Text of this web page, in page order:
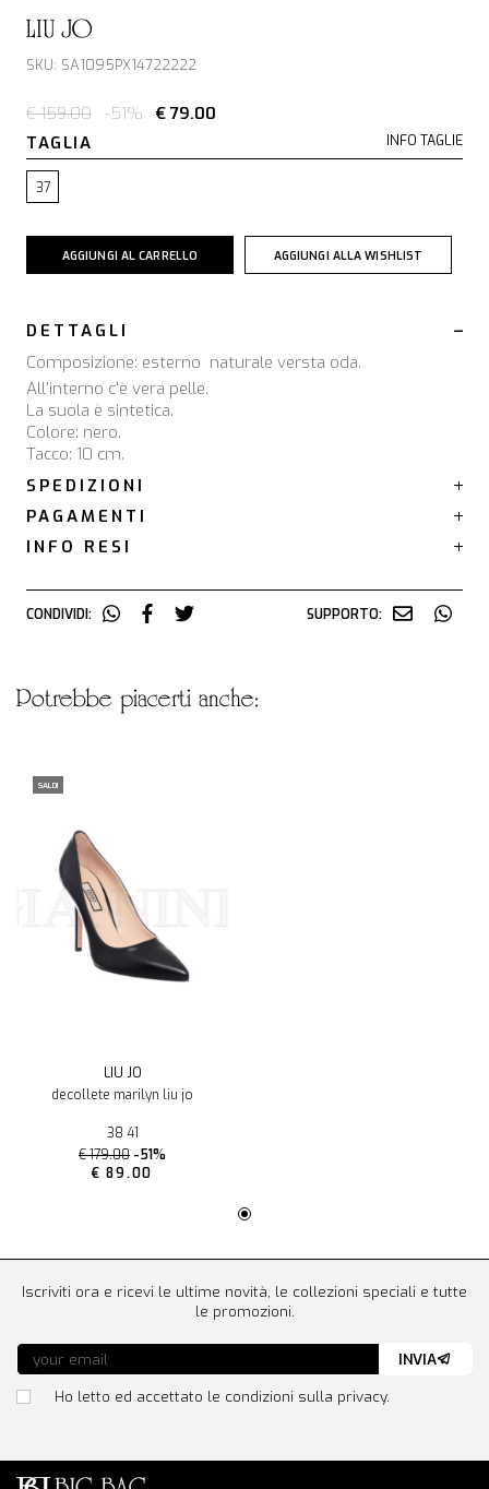
LIU JO
SKU: SA1095PX14722222
€ 159.00 -51%
€ 79.00
TAGLIA
INFO TAGLIE
37
AGGIUNGI AL CARRELLO AGGIUNGI ALLA WISHLIST
DETTAGLI
Composizione: esterno  naturale versta oda.
All'interno c'è vera pelle.
La suola è sintetica.
Colore: nero.
Tacco: 10 cm.
SPEDIZIONI
PAGAMENTI
INFO RESI
CONDIVIDI: SUPPORTO:
potrebbe piacerti anche:
SALDI
LIU JO
decollete marilyn liu jo
38 41
€ 179.00 -51%
€ 89.00
Iscriviti ora e ricevi le ultime novità, le collezioni speciali e tutte
le promozioni.
Ho letto ed accettato le condizioni sulla privacy.
INVIA